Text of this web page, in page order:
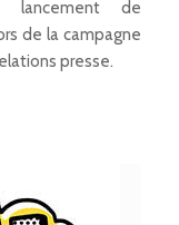
lancement de
de la campagne
presse.